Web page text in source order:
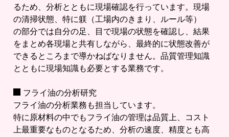
るため、分析とともに現場確認を行っています。現場
の清掃状態、特に躾（工場内のきまり、ルール等）
の部分では自分の足、目で現場の状態を確認し、結果
をまとめ各現場と共有しながら、最終的に状態改善が
できるところまで導かねばなりません。品質管理知識
とともに現場知識も必要とする業務です。
フライ油の分析研究
フライ油の分析業務も担当しています。
特に原材料の中でもフライ油の管理は品質上、コスト
上最重要なものとなるため、分析の速度、精度とも高